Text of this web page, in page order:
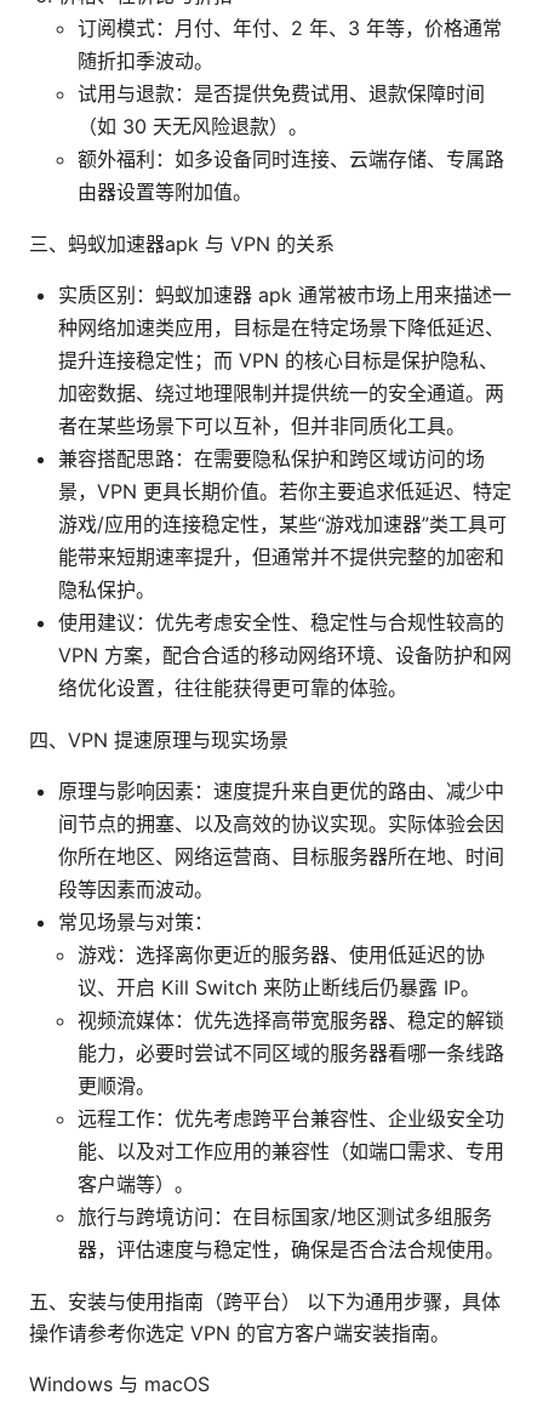
订阅模式：月付、年付、2 年、3 年等，价格通常
随折扣季波动。
试用与退款：是否提供免费试用、退款保障时间
（如 30 天无风险退款）。
额外福利：如多设备同时连接、云端存储、专属路
由器设置等附加值。
三、蚂蚁加速器apk 与 VPN 的关系
实质区别：蚂蚁加速器 apk 通常被市场上用来描述一
种网络加速类应用，目标是在特定场景下降低延迟、
提升连接稳定性；而 VPN 的核心目标是保护隐私、
加密数据、绕过地理限制并提供统一的安全通道。两
者在某些场景下可以互补，但并非同质化工具。
兼容搭配思路：在需要隐私保护和跨区域访问的场
景，VPN 更具长期价值。若你主要追求低延迟、特定
游戏/应用的连接稳定性，某些“游戏加速器”类工具可
能带来短期速率提升，但通常并不提供完整的加密和
隐私保护。
使用建议：优先考虑安全性、稳定性与合规性较高的
VPN 方案，配合合适的移动网络环境、设备防护和网
络优化设置，往往能获得更可靠的体验。
四、VPN 提速原理与现实场景
原理与影响因素：速度提升来自更优的路由、减少中
间节点的拥塞、以及高效的协议实现。实际体验会因
你所在地区、网络运营商、目标服务器所在地、时间
段等因素而波动。
常见场景与对策：
游戏：选择离你更近的服务器、使用低延迟的协
议、开启 Kill Switch 来防止断线后仍暴露 IP。
视频流媒体：优先选择高带宽服务器、稳定的解锁
能力，必要时尝试不同区域的服务器看哪一条线路
更顺滑。
远程工作：优先考虑跨平台兼容性、企业级安全功
能、以及对工作应用的兼容性（如端口需求、专用
客户端等）。
旅行与跨境访问：在目标国家/地区测试多组服务
器，评估速度与稳定性，确保是否合法合规使用。
五、安装与使用指南（跨平台） 以下为通用步骤，具体
操作请参考你选定 VPN 的官方客户端安装指南。
Windows 与 macOS